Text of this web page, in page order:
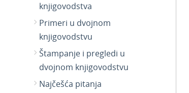
knjigovodstva
Primeri u dvojnom
knjigovodstvu
Štampanje i pregledi u
dvojnom knjigovodstvu
Najčešća pitanja